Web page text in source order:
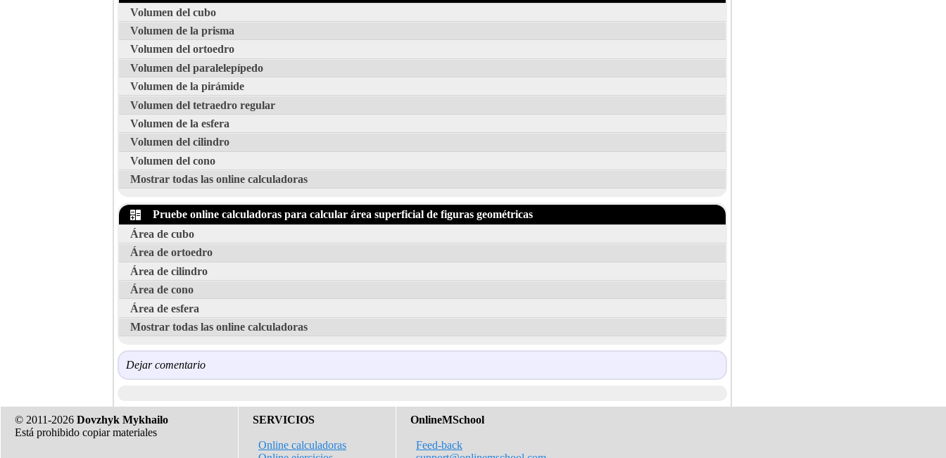
Volumen del cubo
Volumen de la prisma
Volumen del ortoedro
Volumen del paralelepípedo
Volumen de la pirámide
Volumen del tetraedro regular
Volumen de la esfera
Volumen del cilindro
Volumen del cono
Mostrar todas las online calculadoras
Pruebe online calculadoras para calcular área superficial de figuras geométricas
Área de cubo
Área de ortoedro
Área de cilindro
Área de cono
Área de esfera
Mostrar todas las online calculadoras
Dejar comentario
© 2011-2026 Dovzhyk Mykhailo
Está prohibido copiar materiales
SERVICIOS
Online calculadoras
OnlineMSchool
Feed-back